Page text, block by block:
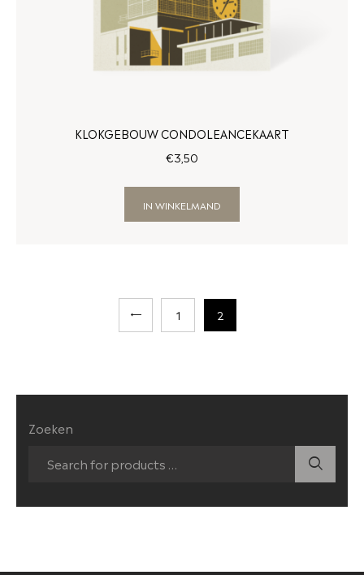
KLOKGEBOUW CONDOLEANCEKAART
€3 50
IN WINKELMAND
1 2
Zoeken